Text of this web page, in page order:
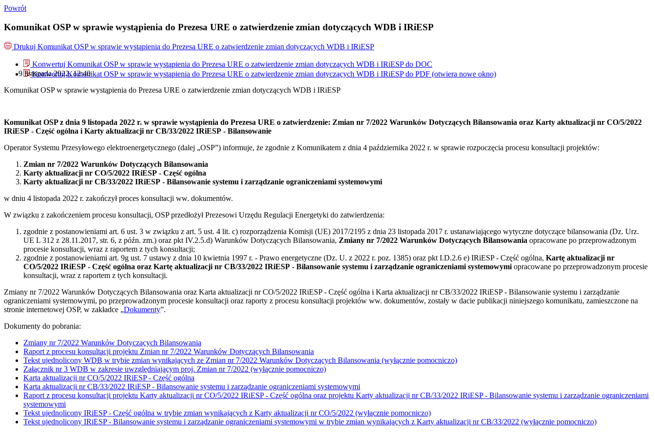
Powrót
Komunikat OSP w sprawie wystąpienia do Prezesa URE o zatwierdzenie zmian dotyczących WDB i IRiESP
Drukuj Komunikat OSP w sprawie wystąpienia do Prezesa URE o zatwierdzenie zmian dotyczących WDB i IRiESP
Konwertuj Komunikat OSP w sprawie wystąpienia do Prezesa URE o zatwierdzenie zmian dotyczących WDB i IRiESP do DOC
Konwertuj Komunikat OSP w sprawie wystąpienia do Prezesa URE o zatwierdzenie zmian dotyczących WDB i IRiESP do PDF (otwiera nowe okno)
9 listopada 2022, 12:40
Komunikat OSP w sprawie wystąpienia do Prezesa URE o zatwierdzenie zmian dotyczących WDB i IRiESP
Komunikat OSP z dnia 9 listopada 2022 r. w sprawie wystąpienia do Prezesa URE o zatwierdzenie: Zmian nr 7/2022 Warunków Dotyczących Bilansowania oraz Karty aktualizacji nr CO/5/2022
IRiESP - Część ogólna iKarty aktualizacji nr CB/33/2022 IRiESP - Bilansowanie
Operator Systemu Przesyłowego elektroenergetycznego (dalej „OSP”) informuje, że zgodnie z Komunikatem z dnia 4 października 2022 r. w sprawie rozpoczęcia procesu konsultacji projektów:
Zmian nr 7/2022 Warunków Dotyczących Bilansowania
Karty aktualizacji nr CO/5/2022 IRiESP - Część ogólna
Karty aktualizacji nr CB/33/2022 IRiESP - Bilansowanie systemu i zarządzanie ograniczeniami systemowymi
w dniu 4 listopada 2022 r. zakończył proces konsultacji ww. dokumentów.
W związku z zakończeniem procesu konsultacji, OSP przedłożył Prezesowi Urzędu Regulacji Energetyki do zatwierdzenia:
zgodnie z postanowieniami art. 6 ust. 3 w związku z art. 5 ust. 4 lit. c) rozporządzenia Komisji (UE) 2017/2195 z dnia 23 listopada 2017 r. ustanawiającego wytyczne dotyczące bilansowania (Dz. Urz.
UE L 312 z 28.11.2017, str. 6, z późn. zm.) oraz pkt IV.2.5.d) Warunków Dotyczących Bilansowania, Zmiany nr 7/2022 Warunków Dotyczących Bilansowania opracowane po przeprowadzonym
procesie konsultacji, wraz z raportem z tych konsultacji;
zgodnie z postanowieniami art. 9g ust. 7 ustawy z dnia 10 kwietnia 1997 r. - Prawo energetyczne (Dz. U. z 2022 r. poz. 1385) oraz pkt I.D.2.6 e) IRiESP - Część ogólna, Kartę aktualizacji nr
CO/5/2022 IRiESP - Część ogólna oraz Kartę aktualizacji nr CB/33/2022 IRiESP - Bilansowanie systemu i zarządzanie ograniczeniami systemowymiopracowane po przeprowadzonym procesie
konsultacji, wraz z raportem z tych konsultacji.
Zmiany nr 7/2022 Warunków Dotyczących Bilansowania oraz Karta aktualizacji nr CO/5/2022 IRiESP - Część ogólna i Karta aktualizacji nr CB/33/2022 IRiESP - Bilansowanie systemu i zarządzanie
ograniczeniami systemowymi, po przeprowadzonym procesie konsultacji oraz raporty z procesu konsultacji projektów ww. dokumentów, zostały w dacie publikacji niniejszego komunikatu, zamieszczone na
stronie internetowej OSP, w zakładce „Dokumenty”.
Dokumenty do pobrania:
Zmiany nr 7/2022 Warunków Dotyczących Bilansowania
Raport z procesu konsultacji projektu Zmian nr 7/2022 Warunków Dotyczących Bilansowania
Tekst ujednolicony WDB w trybie zmian wynikających ze Zmian nr 7/2022 Warunków Dotyczących Bilansowania (wyłącznie pomocniczo)
Załącznik nr 3 WDB w zakresie uwzględniającym proj. Zmian nr 7/2022 (wyłącznie pomocniczo)
Karta aktualizacji nr CO/5/2022 IRiESP - Część ogólna
Karta aktualizacji nr CB/33/2022 IRiESP - Bilansowanie systemu i zarządzanie ograniczeniami systemowymi
Raport z procesu konsultacji projektu Karty aktualizacji nr CO/5/2022 IRiESP - Część ogólna oraz projektu Karty aktualizacji nr CB/33/2022 IRiESP - Bilansowanie systemu i zarządzanie ograniczeniami
systemowymi
Tekst ujednolicony IRiESP - Część ogólna w trybie zmian wynikających z Karty aktualizacji nr CO/5/2022 (wyłącznie pomocniczo)
Tekst ujednolicony IRiESP - Bilansowanie systemu i zarządzanie ograniczeniami systemowymi w trybie zmian wynikających z Karty aktualizacji nr CB/33/2022 (wyłącznie pomocniczo)